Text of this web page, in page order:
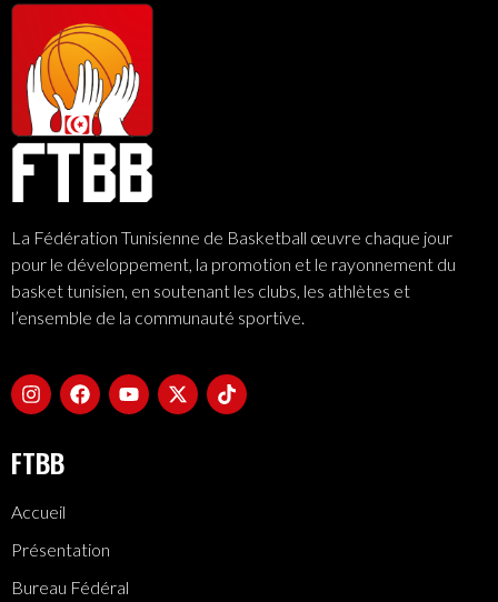
La Fédération Tunisienne de Basketball œuvre chaque jour
pour le développement, la promotion et le rayonnement du
basket tunisien, en soutenant les clubs, les athlètes et
l’ensemble de la communauté sportive.
FTBB
Accueil
Présentation
Bureau Fédéral